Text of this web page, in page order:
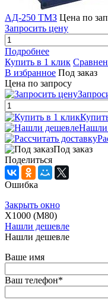
АД-250 ТМЗ Цена по
Запросить цену
Подробнее
Купить в 1 клик
В избранное Под заказ
Цена по запросу
Нашли
Под заказ
Поделиться
Ошибка
Закрыть окно
X1000 (M80)
Нашли дешевле
Нашли дешевле
Ваше имя
Ваш телефон*